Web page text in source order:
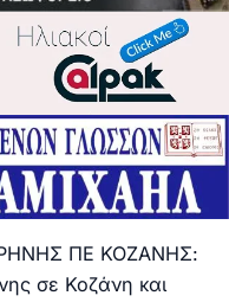
ΠΕ ΚΟΖΑΝΗΣ:
σε Κοζάνη και